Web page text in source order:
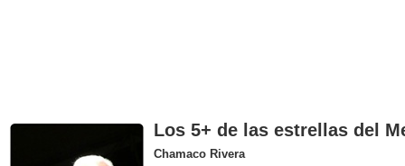
Los 5+ de las estrellas del
Chamaco Rivera